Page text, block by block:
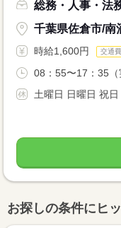
総務・人事・法
千葉県佐倉市/南
時給1,600円 交通
08：55〜17：35
土曜日 日曜日 祝日
お探しの条件にヒ